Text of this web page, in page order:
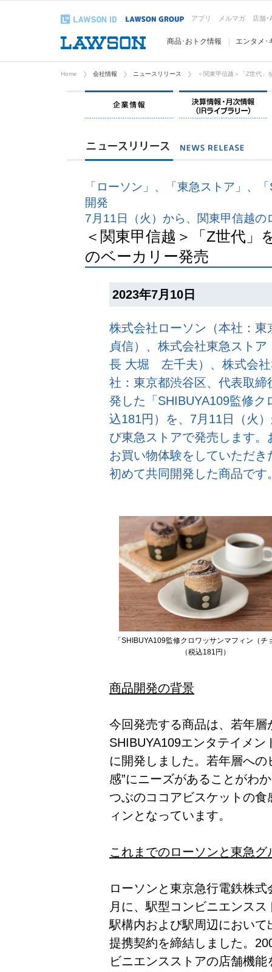
アプリ メルマガ 店舗･
商品･おトク情報 エンタメ･
Home 会社情報 ニュースリリース ＜関東甲信越＞「Z世代」
企業情報
「ローソン」、「東急ストア」、
開発
7月11日（火）から、関東甲信越
＜関東甲信越＞「Z世代」
のベーカリー発売
2023年7月10日
株式会社ローソン（本社：
貞信）、株式会社東急スト
長 大堀 左千夫）、株式会社
社：東京都渋谷区、代表取
発した「SHIBUYA109監修
込181円）を、7月11日（火
び東急ストアで発売します
お買い物体験をしていただ
初めて共同開発した商品です
「SHIBUYA109監修クロワッサンマフィン（チ
（税込181円）
商品開発の背景
今回発売する商品は、若年
SHIBUYA109エンタテイメ
に開発しました。若年層へ
感”にニーズがあることがわ
つぶのココアビスケットの
ィンとなっています。
これまでのローソンと東急グ
ローソンと東京急行電鉄株
月に、駅型コンビニエンス
駅構内および駅周辺におい
提携契約を締結しました。
ビニエンスストアの店舗機